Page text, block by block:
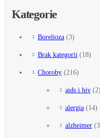
Kategorie
Borelioza (3)
Brak kategorii (18)
Choroby (216)
aids i hiv (2)
alergia (14)
alzheimer